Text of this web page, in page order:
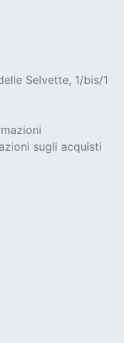
Selvette, 1/bis/1
sugli acquisti